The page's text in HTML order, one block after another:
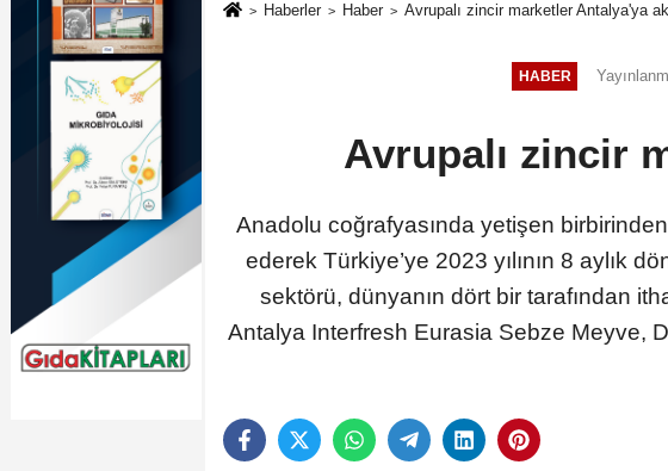
Haberler Haber Avrupalı zincir marketler Antalya'ya
HABER
Avrupalı zincir
Anadolu coğrafyasında yetişen
ederek Türkiye’ye 2023 yılının 8 aylık
sektörü, dünyanın dört bir tarafından
Antalya Interfresh Eurasia Sebze Meyve,